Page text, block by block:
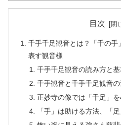
目次
千手千足観音とは？「千の手
表す観音様
千手千足観音の読み方と
千手観音と千手千足観音
正妙寺の像では「千足」
「手」は助ける方法、「